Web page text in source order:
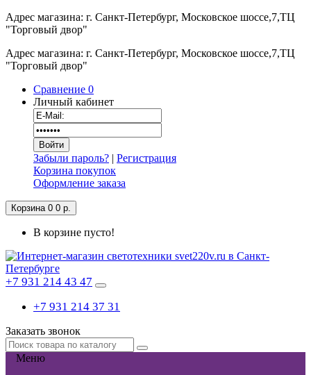
Адрес магазина: г. Санкт-Петербург, Московское шоссе,7,ТЦ
"Торговый двор"
Адрес магазина: г. Санкт-Петербург, Московское шоссе,7,ТЦ
"Торговый двор"
Сравнение 0
Личный кабинет
Забыли пароль? | Регистрация
Корзина покупок
Оформление заказа
Корзина 0 0 р.
В корзине пусто!
+7 931 214 43 47
+7 931 214 37 31
Заказать звонок
Меню